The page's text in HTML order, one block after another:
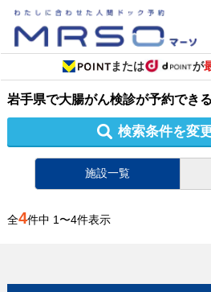
または が
岩手県で大腸がん検診が予約できる
検索条件を変
施設一覧
全4件中 1〜4件表示